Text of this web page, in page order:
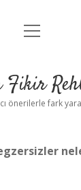
Politikası
Yasal Uyarı
menüyü
Fikir
önerilerle fark